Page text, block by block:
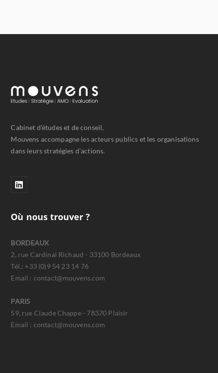
Cabinet d'études et de conseil,
Mouvens accompagne les acteurs publics et les organisations
dans leurs stratégies d'actions.
Où nous trouver ?
BORDEAUX
2, rue Cardinal Richaud - 33100 Bordeaux
Tél.: +33 (0)9 54 23 14 76
Email : contact@mouvens.com
PARIS
59, rue Claude Chappe - 78370 Plaisir
Email : contact@mouvens.com